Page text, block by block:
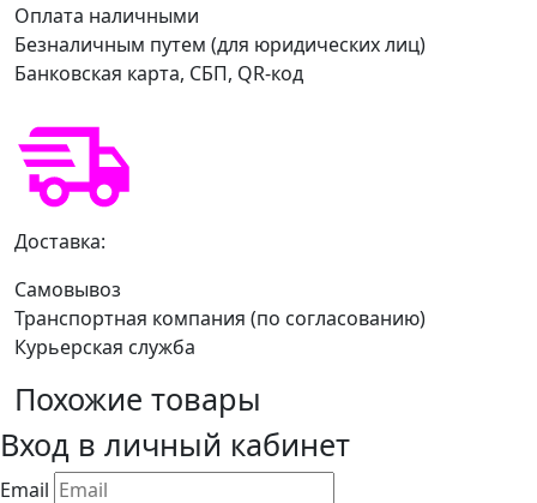
Оплата наличными
Безналичным путем (для юридических лиц)
Банковская карта, СБП, QR-код
Доставка:
Самовывоз
Транспортная компания (по согласованию)
Курьерская служба
Похожие товары
Вход в личный кабинет
Email